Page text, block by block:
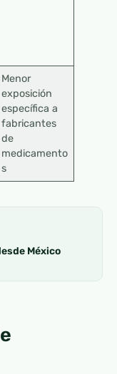
Menor
exposición
específica a
fabricantes
de
medicamento
s
México